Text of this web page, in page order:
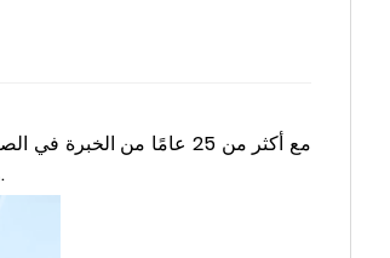
والمبيعات لمنتجاتنا على نطاق واسع في 46 دولة ومنطقة. بالإضافة إلى ذلك، اختارت أكثر من 60 شركة من شركات حظ 500 الدخول في شراكة معنا.